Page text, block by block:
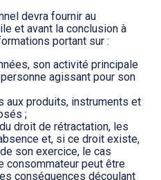
devra fournir au
et avant la conclusion à
portant sur :
son activité principale
agissant pour son
aux produits, instruments et
;
droit de rétractation, les
et, si ce droit existe,
son exercice, le cas
consommateur peut être
conséquences découlant